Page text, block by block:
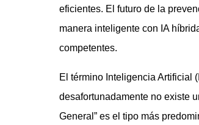
eficientes. El futuro de la
manera inteligente con IA
competentes.
El término Inteligencia Artificial
desafortunadamente no existe
General” es el tipo más